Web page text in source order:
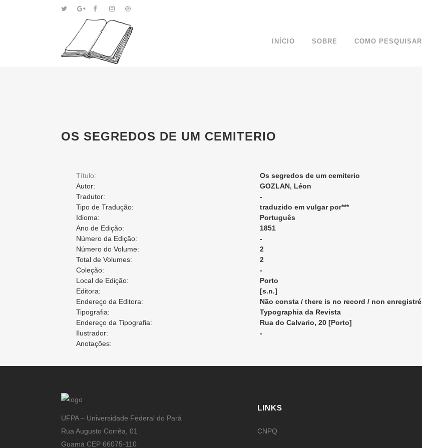
INÍCIO SOBRE COMO PESQUISAR
OS SEGREDOS DE UM CEMITERIO
Título:
Os segredos de um cemiterio
Autor:
GOZLAN, Léon
Tradutor:
-
Tipo de Tradução:
traduzido em vulgar por***
Idioma:
Português
Ano de Edição:
1851
Número da Edição:
-
Número do Volume:
2
Total de Volumes:
2
Coleção:
-
Local de Edição:
Porto
Editora:
[s.n.]
Endereço da Editora:
Não consta / there is no record / non enregistré
Tipografia:
Typographia da Revista
Endereço da Tipografia:
Rua do Calvario, 20 [Porto]
Ilustrador:
-
Anotações:
UFPA – Universidade Federal do Pará
Rua Augusto Corrêa, 01
Guamá CEP 66075-110
LINKS
CNPQ